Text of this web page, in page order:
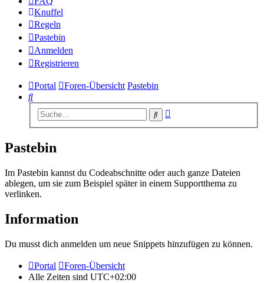
Knuffel
Regeln
Pastebin
Anmelden
Registrieren
Portal Foren-Übersicht Pastebin
Suche
Suche
Pastebin
Im Pastebin kannst du Codeabschnitte oder auch ganze Dateien
ablegen, um sie zum Beispiel später in einem Supportthema zu
verlinken.
Information
Du musst dich anmelden um neue Snippets hinzufügen zu können.
Portal
Foren-Übersicht
Alle Zeiten sind UTC+02:00